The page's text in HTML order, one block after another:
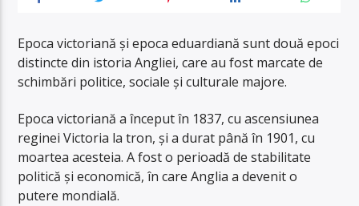
Epoca victoriană și epoca eduardiană sunt două epoci
distincte din istoria Angliei, care au fost marcate de
schimbări politice, sociale și culturale majore.
Epoca victoriană a început în 1837, cu ascensiunea
reginei Victoria la tron, și a durat până în 1901, cu
moartea acesteia. A fost o perioadă de stabilitate
politică și economică, în care Anglia a devenit o
putere mondială.